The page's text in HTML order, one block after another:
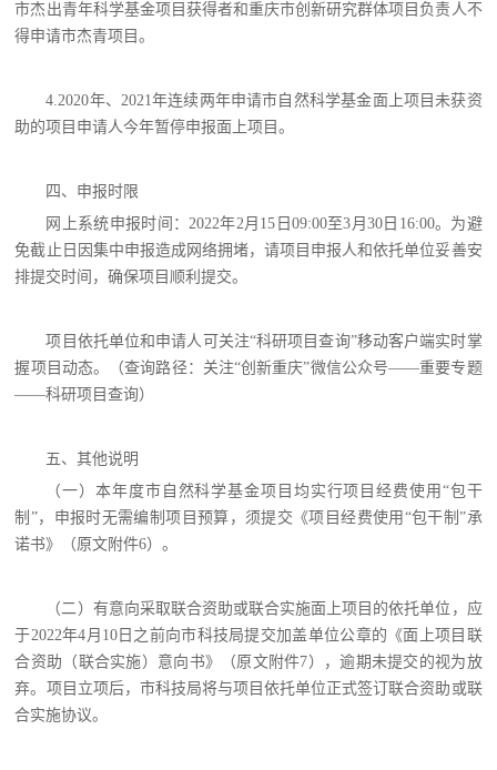
市杰出青年科学基金项目获得者和重庆市创新研究群体项目负责人不
得申请市杰青项目。
4.2020年、2021年连续两年申请市自然科学基金面上项目未获资
助的项目申请人今年暂停申报面上项目。
四、申报时限
网上系统申报时间：2022年2月15日09:00至3月30日16:00。为避
免截止日因集中申报造成网络拥堵，请项目申报人和依托单位妥善安
排提交时间，确保项目顺利提交。
项目依托单位和申请人可关注“科研项目查询”移动客户端实时掌
握项目动态。（查询路径：关注“创新重庆”微信公众号——重要专题
——科研项目查询）
五、其他说明
（一）本年度市自然科学基金项目均实行项目经费使用“包干
制”，申报时无需编制项目预算，须提交《项目经费使用“包干制”承
诺书》（原文附件6）。
（二）有意向采取联合资助或联合实施面上项目的依托单位，应
于2022年4月10日之前向市科技局提交加盖单位公章的《面上项目联
合资助（联合实施）意向书》（原文附件7），逾期未提交的视为放
弃。项目立项后，市科技局将与项目依托单位正式签订联合资助或联
合实施协议。